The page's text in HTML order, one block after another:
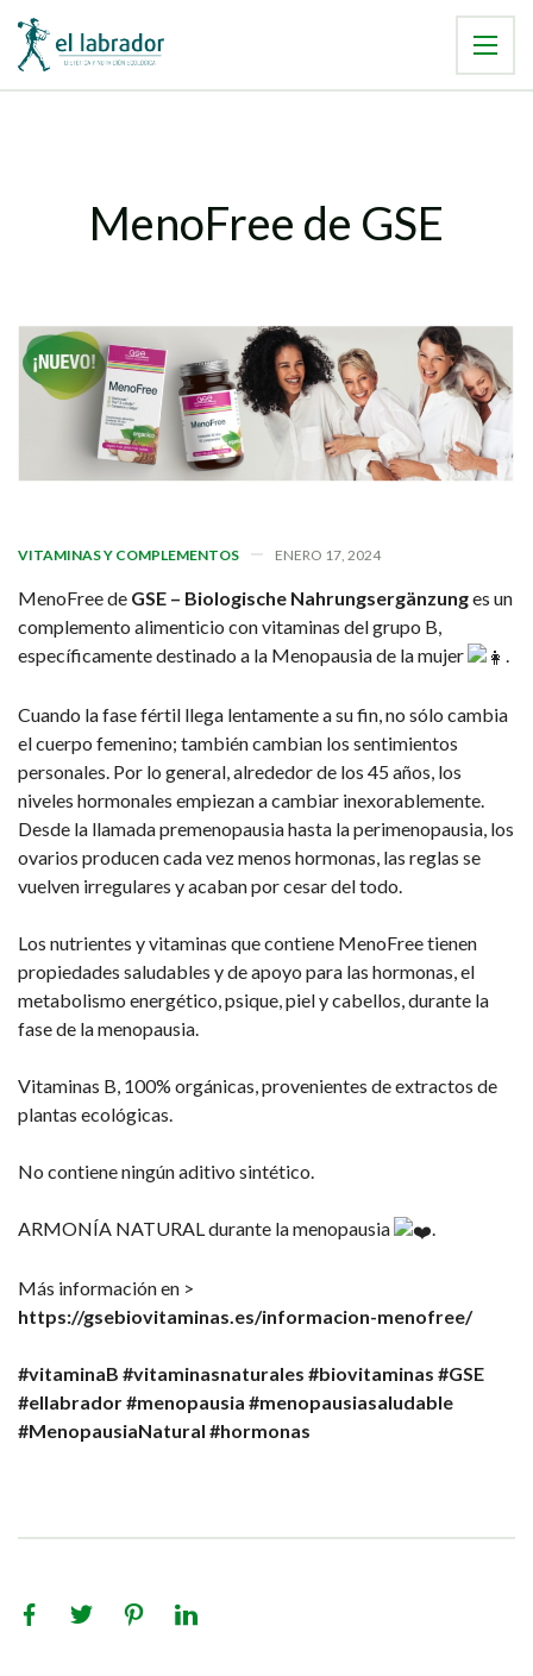
MenoFree de GSE
VITAMINAS Y COMPLEMENTOS ENERO 17, 2024
MenoFree de GSE – Biologische Nahrungsergänzunges un
complemento alimenticio con vitaminas del grupo B,
específicamente destinado a la Menopausia de la mujer
.
Cuando la fase fértil llega lentamente a su fin, no sólo cambia
el cuerpo femenino; también cambian los sentimientos
personales. Por lo general, alrededor de los 45 años, los
niveles hormonales empiezan a cambiar inexorablemente.
Desde la llamada premenopausia hasta la perimenopausia, los
ovarios producen cada vez menos hormonas, las reglas se
vuelven irregulares y acaban por cesar del todo.
Los nutrientes y vitaminas que contiene MenoFree tienen
propiedades saludables y de apoyo para las hormonas, el
metabolismo energético, psique, piel y cabellos, durante la
fase de la menopausia.
Vitaminas B, 100% orgánicas, provenientes de extractos de
plantas ecológicas.
No contiene ningún aditivo sintético.
ARMONÍA NATURAL durante la menopausia .
Más información en >
https://gsebiovitaminas.es/informacion-menofree/
#vitaminaB #vitaminasnaturales #biovitaminas #GSE
#ellabrador#menopausia #menopausiasaludable
#MenopausiaNatural #hormonas